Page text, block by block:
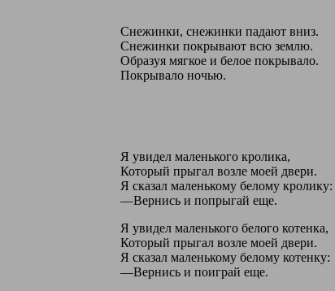
Снежинки, снежинки падают вниз.
Снежинки покрывают всю землю.
Образуя мягкое и белое покрывало.
Покрывало ночью.
Я увидел маленького кролика,
Который прыгал возле моей двери.
Я сказал маленькому белому кролику:
―Вернись и попрыгай еще.
Я увидел маленького белого котенка,
Который прыгал возле моей двери.
Я сказал маленькому белому котенку:
―Вернись и поиграй еще.